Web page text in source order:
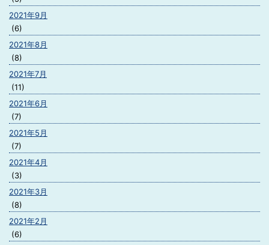
2021年9月
(6)
2021年8月
(8)
2021年7月
(11)
2021年6月
(7)
2021年5月
(7)
2021年4月
(3)
2021年3月
(8)
2021年2月
(6)